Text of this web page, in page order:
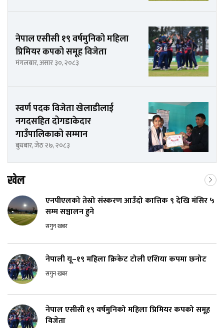
नेपाल एसीसी १९ वर्षमुनिको महिला
प्रिमियर कपको समूह विजेता
मंगलबार, असार ३०, २०८३
स्वर्ण पदक विजेता खेलाडीलाई
नगदसहित दोगडाकेदार
गाउँपालिकाको सम्मान
बुधबार, जेठ २७, २०८३
खेल
एनपीएलको तेस्रो संस्करण आउँदो कात्तिक ९ देखि मंसिर ५
सम्म सञ्चालन हुने
सगुन खबर
नेपाली यू–१९ महिला क्रिकेट टोली एशिया कपमा छनोट
सगुन खबर
नेपाल एसीसी १९ वर्षमुनिको महिला प्रिमियर कपको समूह
विजेता